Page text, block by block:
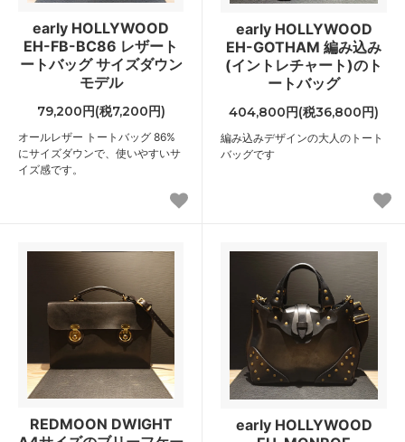
early HOLLYWOOD
EH-FB-BC86 レザート
ートバッグ サイズダウン
モデル
79,200円(税7,200円)
オールレザー トートバッグ 86%
にサイズダウンで、使いやすいサ
イズ感です。
early HOLLYWOOD
EH-GOTHAM 編み込み
(イントレチャート)のト
ートバッグ
404,800円(税36,800円)
編み込みデザインの大人のトート
バッグです
REDMOON DWIGHT
early HOLLYWOOD